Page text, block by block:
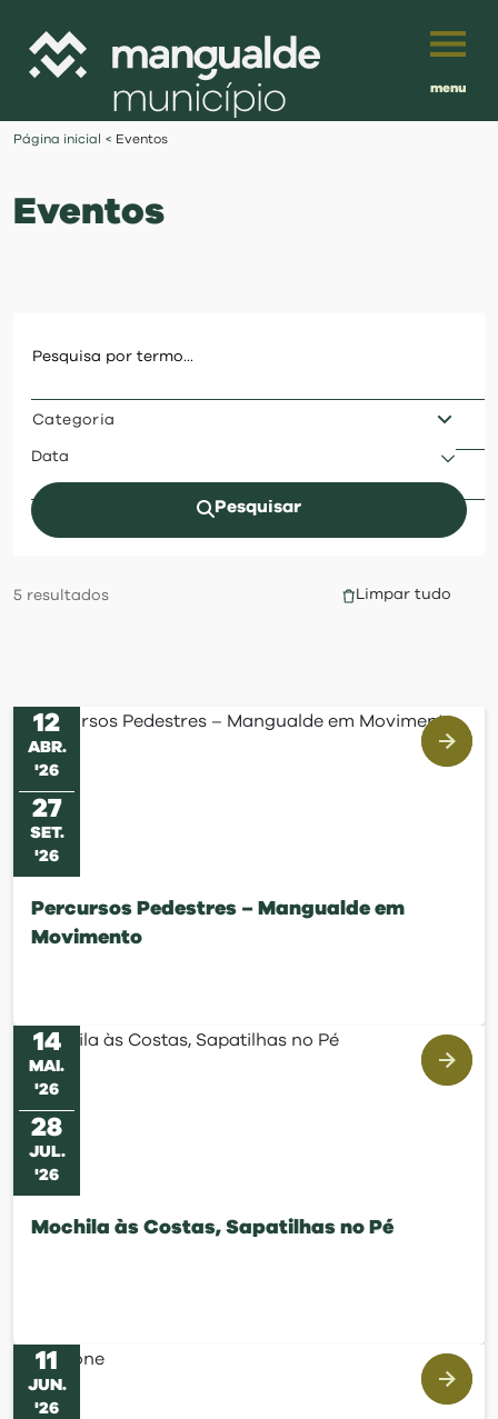
menu
investir
balcão digital
visit
Português
Página inicial < Eventos
Eventos
Categoria
Data
Pesquisar
5 resultados Limpar tudo
12
ABR.
'26
27
SET.
'26
Percursos Pedestres – Mangualde em
Movimento
14
MAI .
'26
28
JUL.
'26
Mochila às Costas, Sapatilhas no Pé
11
JUN .
'26